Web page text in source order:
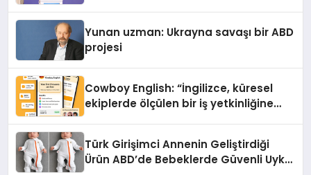
Yunan uzman: Ukrayna savaşı bir ABD
projesi
Cowboy English: “İngilizce, küresel
ekiplerde ölçülen bir iş yetkinliğine
Türk Girişimci Annenin Geliştirdiği
Ürün ABD’de Bebeklerde Güvenli Uyku